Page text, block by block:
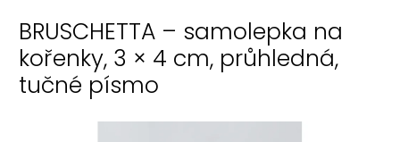
BRUSCHETTA – samolepka na
kořenky, 3 × 4 cm, průhledná,
tučné písmo